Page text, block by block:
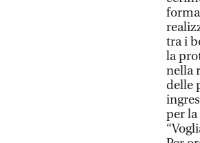
tra i
la
nella
delle
per